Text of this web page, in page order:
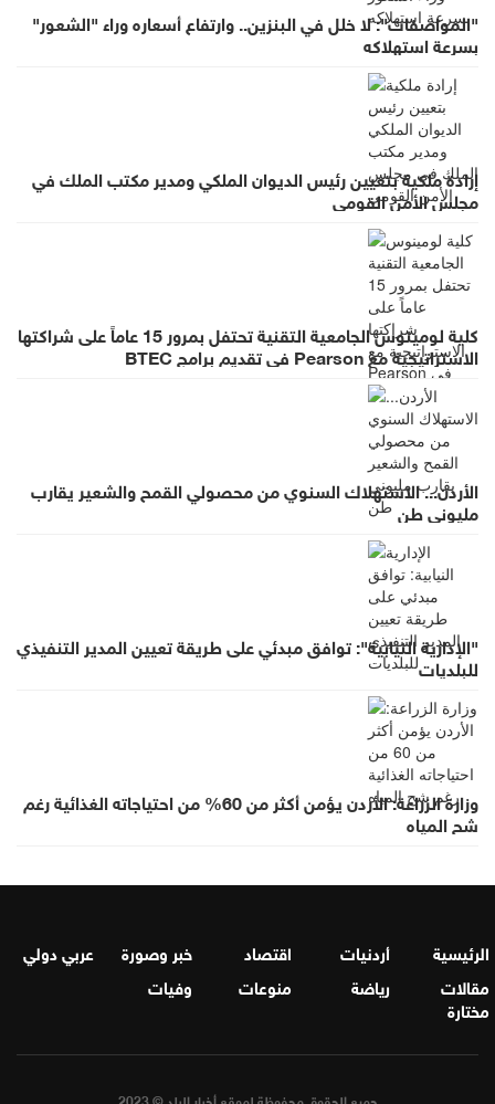
"المواصفات": لا خلل في البنزين.. وارتفاع أسعاره وراء "الشعور"
بسرعة استهلاكه
إرادة ملكية بتعيين رئيس الديوان الملكي ومدير مكتب الملك في
مجلس الأمن القومي
كلية لومينوس الجامعية التقنية تحتفل بمرور 15 عاماً على شراكتها
الاستراتيجية مع Pearson في تقديم برامج BTEC
الأردن... الاستهلاك السنوي من محصولي القمح والشعير يقارب
مليوني طن
"الإدارية النيابية": توافق مبدئي على طريقة تعيين المدير التنفيذي
للبلديات
وزارة الزراعة: الأردن يؤمن أكثر من 60% من احتياجاته الغذائية رغم
شح المياه
الرئيسية أردنيات اقتصاد خبر وصورة
عربي دولي
مقالات
مختارة
رياضة منوعات وفيات